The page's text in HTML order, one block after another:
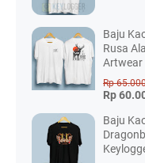
Baju
Rusa
Artwear
Rp
Rp
Baju